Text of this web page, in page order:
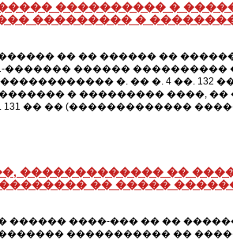
���������� �
��������� �
�� �� ������ ��
������ ����������
�. �� �. 4 ��. 132
� ��������� ����,
�� �� (�������������
������������� ��
�� �����
����-��� �� ��
����������� ��